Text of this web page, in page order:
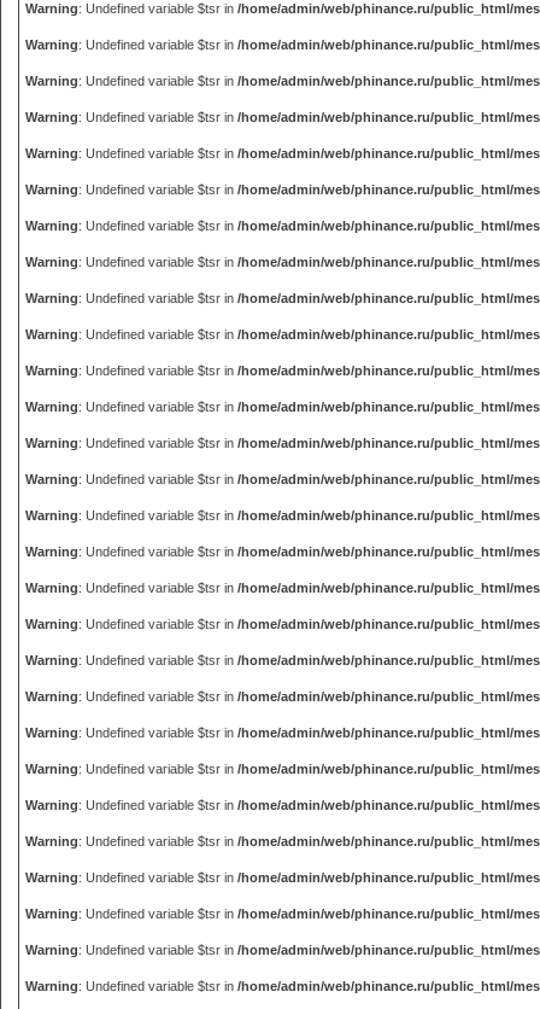
Warning: Undefined variable $tsr in /home/admin/web/phinance.ru/public_html/
Warning: Undefined variable $tsr in /home/admin/web/phinance.ru/public_html/
Warning: Undefined variable $tsr in /home/admin/web/phinance.ru/public_html/
Warning: Undefined variable $tsr in /home/admin/web/phinance.ru/public_html/
Warning: Undefined variable $tsr in /home/admin/web/phinance.ru/public_html/
Warning: Undefined variable $tsr in /home/admin/web/phinance.ru/public_html/
Warning: Undefined variable $tsr in /home/admin/web/phinance.ru/public_html/
Warning: Undefined variable $tsr in /home/admin/web/phinance.ru/public_html/
Warning: Undefined variable $tsr in /home/admin/web/phinance.ru/public_html/
Warning: Undefined variable $tsr in /home/admin/web/phinance.ru/public_html/
Warning: Undefined variable $tsr in /home/admin/web/phinance.ru/public_html/
Warning: Undefined variable $tsr in /home/admin/web/phinance.ru/public_html/
Warning: Undefined variable $tsr in /home/admin/web/phinance.ru/public_html/
Warning: Undefined variable $tsr in /home/admin/web/phinance.ru/public_html/
Warning: Undefined variable $tsr in /home/admin/web/phinance.ru/public_html/
Warning: Undefined variable $tsr in /home/admin/web/phinance.ru/public_html/
Warning: Undefined variable $tsr in /home/admin/web/phinance.ru/public_html/
Warning: Undefined variable $tsr in /home/admin/web/phinance.ru/public_html/
Warning: Undefined variable $tsr in /home/admin/web/phinance.ru/public_html/
Warning: Undefined variable $tsr in /home/admin/web/phinance.ru/public_html/
Warning: Undefined variable $tsr in /home/admin/web/phinance.ru/public_html/
Warning: Undefined variable $tsr in /home/admin/web/phinance.ru/public_html/
Warning: Undefined variable $tsr in /home/admin/web/phinance.ru/public_html/
Warning: Undefined variable $tsr in /home/admin/web/phinance.ru/public_html/
Warning: Undefined variable $tsr in /home/admin/web/phinance.ru/public_html/
Warning: Undefined variable $tsr in /home/admin/web/phinance.ru/public_html/
Warning: Undefined variable $tsr in /home/admin/web/phinance.ru/public_html/
Warning: Undefined variable $tsr in /home/admin/web/phinance.ru/public_html/